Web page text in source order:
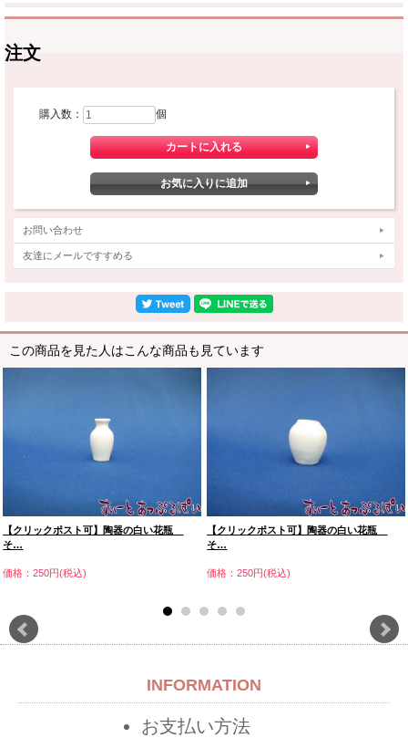
注文
購入数： 個
お問い合わせ
友達にメールですすめる
この商品を見た人はこんな商品も見ています
【クリックポスト可】陶器の白い花瓶
そ…
価格：250円(税込)
【クリックポスト可】陶器の白い花瓶
そ…
価格：250円(税込)
INFORMATION
お支払い方法